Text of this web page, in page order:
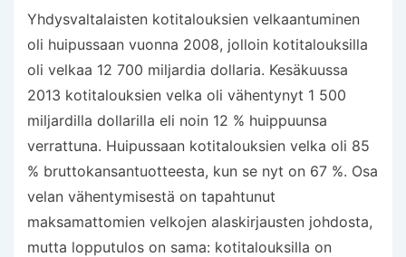
Yhdysvaltalaisten kotitalouksien velkaantuminen
oli huipussaan vuonna 2008, jolloin kotitalouksilla
oli velkaa 12 700 miljardia dollaria. Kesäkuussa
2013 kotitalouksien velka oli vähentynyt 1 500
miljardilla dollarilla eli noin 12 % huippuunsa
verrattuna. Huipussaan kotitalouksien velka oli 85
% bruttokansantuotteesta, kun se nyt on 67 %. Osa
velan vähentymisestä on tapahtunut
maksamattomien velkojen alaskirjausten johdosta,
mutta lopputulos on sama: kotitalouksilla on